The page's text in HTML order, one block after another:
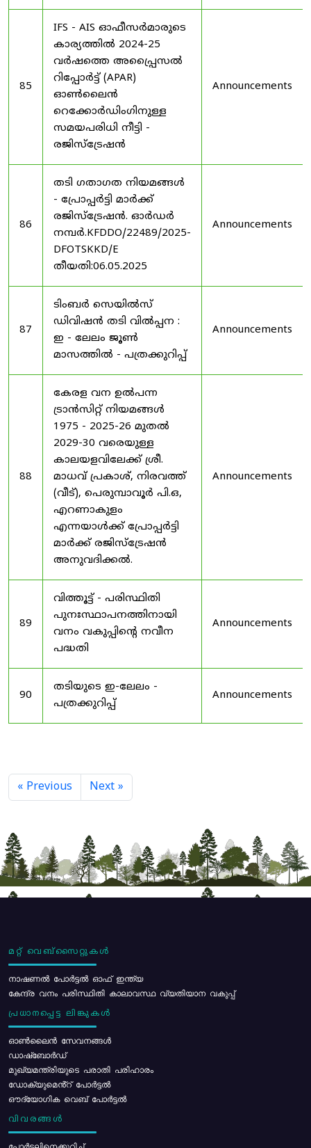
85
IFS - AIS ഓഫീസർമാരുടെ
കാര്യത്തിൽ 2024-25
വർഷത്തെ അപ്പ്രൈസൽ
റിപ്പോർട്ട് (APAR)
ഓൺലൈൻ
റെക്കോർഡിംഗിനുള്ള
സമയപരിധി നീട്ടി -
രജിസ്ട്രേഷൻ
Announcements
86
തടി ഗതാഗത നിയമങ്ങൾ
- പ്രോപ്പർട്ടി മാർക്ക്
രജിസ്ട്രേഷൻ. ഓർഡർ
നമ്പർ.KFDDO/22489/2025-
DFOTSKKD/E
തീയതി:06.05.2025
Announcements
87
ടിംബർ സെയിൽസ്
ഡിവിഷൻ തടി വിൽപ്പന :
ഇ - ലേലം ജൂൺ
മാസത്തിൽ - പത്രക്കുറിപ്പ്
Announcements
88
കേരള വന ഉൽ‌പന്ന
ട്രാൻസിറ്റ് നിയമങ്ങൾ
1975 - 2025-26 മുതൽ
2029-30 വരെയുള്ള
കാലയളവിലേക്ക് ശ്രീ.
മാധവ് പ്രകാശ്, നിരവത്ത്
(വീട്), പെരുമ്പാവൂർ പി.ഒ,
എറണാകുളം
എന്നയാൾക്ക് പ്രോപ്പർട്ടി
മാർക്ക് രജിസ്ട്രേഷൻ
അനുവദിക്കൽ.
Announcements
89
വിത്തൂട്ട് - പരിസ്ഥിതി
പുനഃസ്ഥാപനത്തിനായി
വനം വകുപ്പിന്റെ നവീന
പദ്ധതി
Announcements
90
തടിയുടെ ഇ-ലേലം -
പത്രക്കുറിപ്പ്
Announcements
« Previous Next »
മറ്റ് വെബ്സൈറ്റുകൾ
നാഷണൽ പോർട്ടൽ ഓഫ് ഇന്ത്യ
കേന്ദ്ര വനം പരിസ്ഥിതി കാലാവസ്ഥ വ്യതിയാന വകുപ്പ്
പ്രധാനപ്പെട്ട ലിങ്കുകൾ
ഓൺലൈൻ സേവനങ്ങൾ
ഡാഷ്ബോർഡ്
മുഖ്യമന്ത്രിയുടെ പരാതി പരിഹാരം
ഡോക്യുമെൻ്റ് പോർട്ടൽ
ഔദ്യോഗിക വെബ് പോർട്ടൽ
വിവരങ്ങൾ
പോര്‍ട്ടലിനെക്കുറിച്ച്